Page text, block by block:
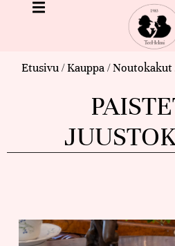
Etusivu/Kauppa/Noutokakut